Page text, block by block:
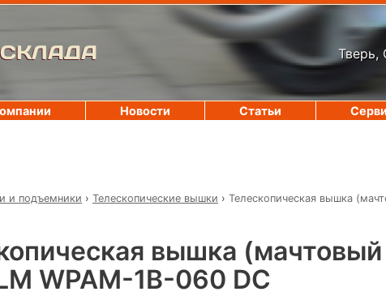
Тверь,
и подъемники › Телескопические вышки › Телескопическая вышка
вышка
WPAM-1B-060 DC
Новости Статьи